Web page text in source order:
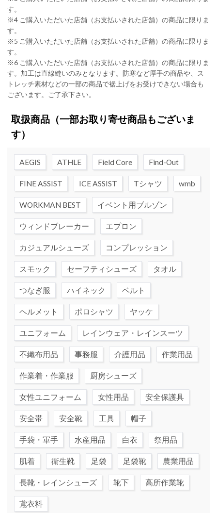
す。
※4 ご購入いただいた店舗（お支払いされた店舗）の商品に限りま
す。
※5 ご購入いただいた店舗（お支払いされた店舗）の商品に限りま
す。
※6 ご購入いただいた店舗（お支払いされた店舗）の商品に限りま
す。加工は直線縫いのみとなります。防寒など厚手の商品や、ス
トレッチ素材などの一部の商品で裾上げをお受けできない場合も
ございます。ご了承下さい。
取扱商品（一部お取り寄せ商品もございま
す）
AEGIS ATHLE Field Core Find-Out
FINE ASSIST ICE ASSIST Tシャツ wmb
WORKMAN BEST イベント用ブルゾン
ウィンドブレーカー エプロン
カジュアルシューズ コンプレッション
スモック セーフティシューズ タオル
つなぎ服 ハイネック ベルト
ヘルメット ポロシャツ ヤッケ
ユニフォーム レインウェア・レインスーツ
不織布用品 事務服 介護用品 作業用品
作業着・作業服 厨房シューズ
女性ユニフォーム 女性用品 安全保護具
安全帯 安全靴 工具 帽子
手袋・軍手 水産用品 白衣 祭用品
肌着 衛生靴 足袋 足袋靴 農業用品
長靴・レインシューズ 靴下 高所作業靴
鳶衣料